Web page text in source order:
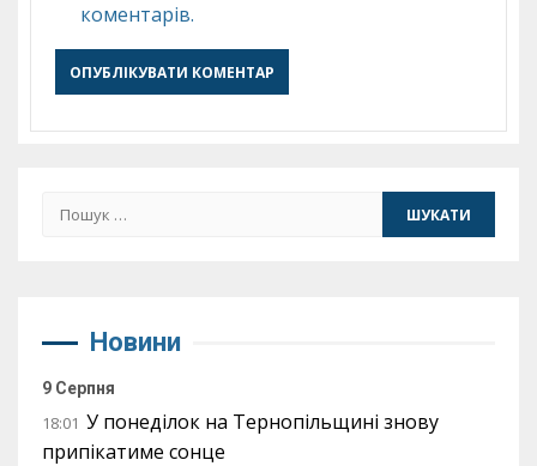
коментарів.
Пошук:
Новини
9 Серпня
18:01 У понеділок на Тернопільщині знову
припікатиме сонце